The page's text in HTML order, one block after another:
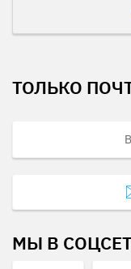
ТОЛЬКО
МЫ В